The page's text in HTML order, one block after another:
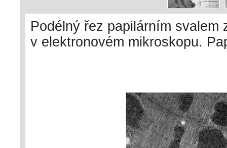
Podélný řez papilárním
v elektronovém mikroskopu.
energií Na/K-ATPázy na
uložené podélně mezi
ATPázy sarkoplazmatického
poloviční (1,2 μm) ve srovnání